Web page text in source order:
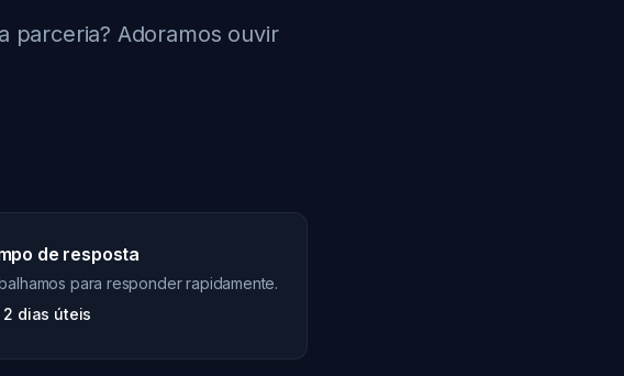
parceria? Adoramos ouvir
de resposta
para responder rapidamente.
2 dias úteis